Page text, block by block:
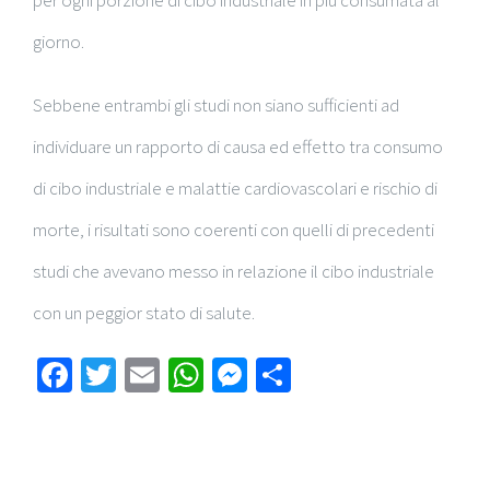
giorno.
Sebbene entrambi gli studi non siano sufficienti ad
individuare un rapporto di causa ed effetto tra consumo
di cibo industriale e malattie cardiovascolari e rischio di
morte, i risultati sono coerenti con quelli di precedenti
studi che avevano messo in relazione il cibo industriale
con un peggior stato di salute.
Facebook
Twitter
EmailWhatsApp
Messenger